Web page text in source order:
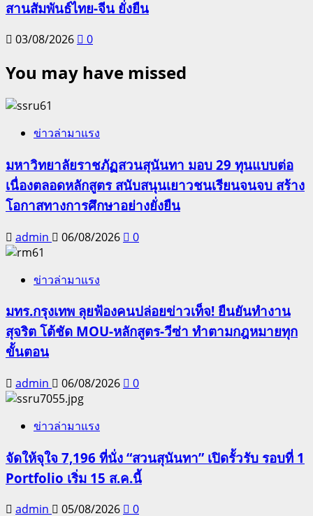
สานสัมพันธ์ไทย-จีน ยั่งยืน
03/08/2026 0
You may have missed
ข่าวล่ามาแรง
มหาวิทยาลัยราชภัฏสวนสุนันทา มอบ 29 ทุนแบบต่อ
เนื่องตลอดหลักสูตร สนับสนุนเยาวชนเรียนจนจบ สร้าง
โอกาสทางการศึกษาอย่างยั่งยืน
admin 06/08/2026 0
ข่าวล่ามาแรง
มทร.กรุงเทพ ลุยฟ้องคนปล่อยข่าวเท็จ! ยืนยันทำงาน
สุจริต โต้ชัด MOU-หลักสูตร-วีซ่า ทำตามกฎหมายทุก
ขั้นตอน
admin 06/08/2026 0
ข่าวล่ามาแรง
จัดให้จุใจ 7,196 ที่นั่ง “สวนสุนันทา” เปิดรั้วรับ รอบที่ 1
Portfolio เริ่ม 15 ส.ค.นี้
admin 05/08/2026 0